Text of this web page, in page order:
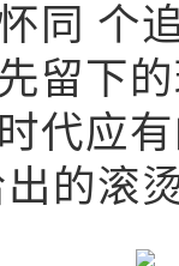
同 个
留下
代应
的滚